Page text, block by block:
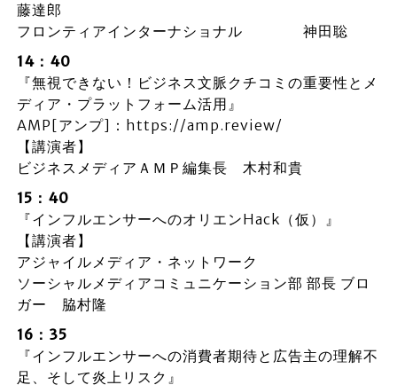
藤達郎
フロンティアインターナショナル 神田聡
14：40
『無視できない！ビジネス文脈クチコミの重要性とメ
ディア・プラットフォーム活用』
AMP[アンプ]：https://amp.review/
【講演者】
ビジネスメディアＡＭＰ編集長 木村和貴
15：40
『インフルエンサーへのオリエンHack（仮）』
【講演者】
アジャイルメディア・ネットワーク
ソーシャルメディアコミュニケーション部 部長 ブロ
ガー 脇村隆
16：35
『インフルエンサーへの消費者期待と広告主の理解不
足、そして炎上リスク』